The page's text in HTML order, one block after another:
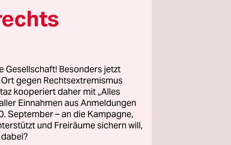
Mein
Kunst und
Besonders jetzt
gegen Rechtsextremismus
kooperiert daher mit „Alles
Einnahmen aus Anmeldungen
September – an die Kampagne,
und Freiräume sichern will,